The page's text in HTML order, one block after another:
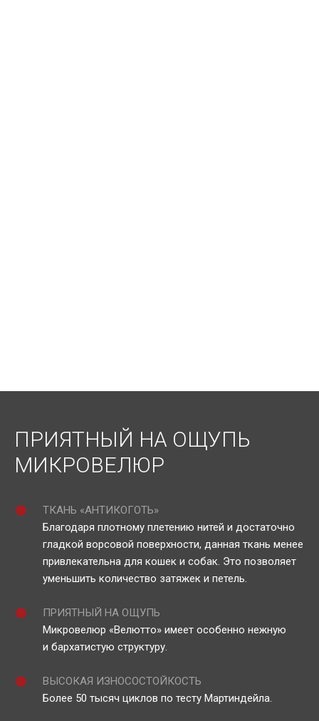
ПРИЯТНЫЙ НА ОЩУПЬ
МИКРОВЕЛЮР
ТКАНЬ «АНТИКОГОТЬ»
Благодаря плотному плетению нитей и достаточно
гладкой ворсовой поверхности, данная ткань менее
привлекательна для кошек и собак. Это позволяет
уменьшить количество затяжек и петель.
ПРИЯТНЫЙ НА ОЩУПЬ
Микровелюр «Велютто» имеет особенно нежную
и бархатистую структуру.
ВЫСОКАЯ ИЗНОСОСТОЙКОСТЬ
Более 50 тысяч циклов по тесту Мартиндейла.